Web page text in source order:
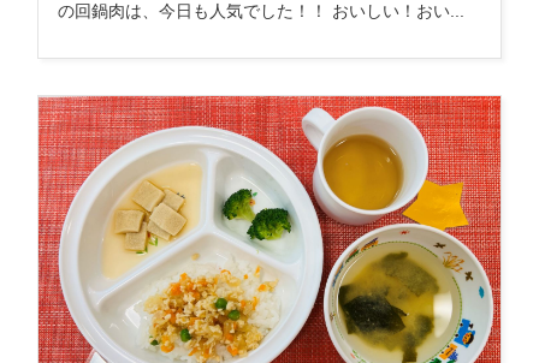
の回鍋肉は、今日も人気でした！！ おいしい！おい...